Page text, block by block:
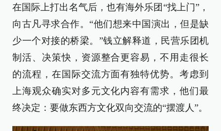
在国际上打出名气后，也有海外乐团“找上门”，
向古凡寻求合作。“他们想来中国演出，但是缺
少一个对接的桥梁。”钱立解释道，民营乐团机
制活、决策快，资源整合更容易，不用走很长
的流程，在国际交流方面有独特优势。考虑到
上海观众确实对多元文化内容有需求，他们最
终决定：要做东西方文化双向交流的“摆渡人”。